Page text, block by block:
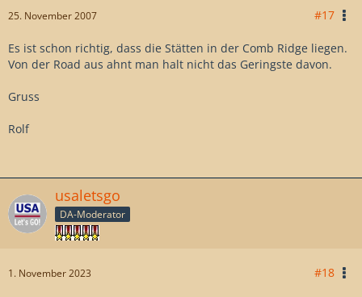
25. November 2007 #17
Es ist schon richtig, dass die Stätten in der Comb Ridge liegen.
Von der Road aus ahnt man halt nicht das Geringste davon.
Gruss
Rolf
usaletsgo
DA-Moderator
1. November 2023 #18